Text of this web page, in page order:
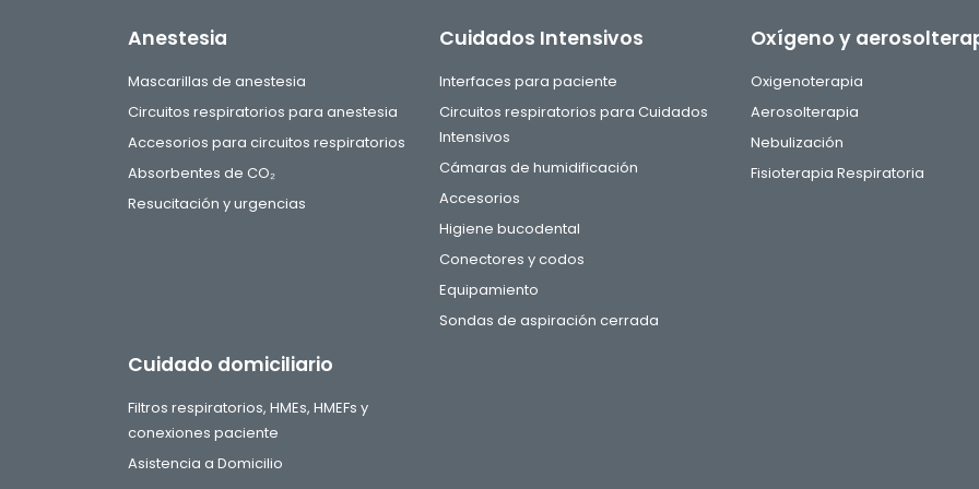
Anestesia
Mascarillas de anestesia
Circuitos respiratorios para anestesia
Accesorios para circuitos respiratorios
Absorbentes de CO₂
Resucitación y urgencias
Cuidados Intensivos
Interfaces para paciente
Circuitos respiratorios para Cuidados
Intensivos
Cámaras de humidificación
Accesorios
Higiene bucodental
Conectores y codos
Equipamiento
Sondas de aspiración cerrada
Oxígeno y
Oxigenoterapia
Aerosolterapia
Nebulización
Fisioterapia Respiratoria
Cuidado domiciliario
Filtros respiratorios, HMEs, HMEFs y
conexiones paciente
Asistencia a Domicilio